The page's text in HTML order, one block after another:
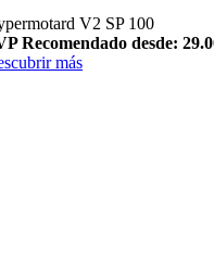
V2 SP 100
Recomendado desde:
más